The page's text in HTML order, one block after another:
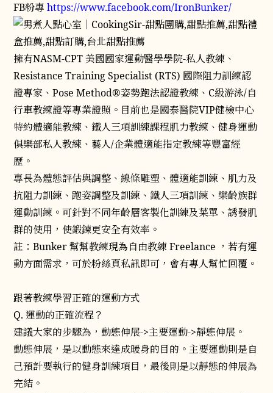
FB粉專https://www.facebook.com/IronBunker/
擁有NASM-CPT 美國國家運動醫學學院-私人教練、
Resistance Training Specialist (RTS) 國際阻力訓練認
證專家、Pose Method®姿勢跑法認證教練、C級游泳/自
行車教練證等專業證照。目前也是國泰醫院VIP健檢中心
特約體適能教練、鐵人三項訓練課程肌力教練、健身運動
俱樂部私人教練、藝人/企業體適能指定教練等豐富經
歷。
專長為體態評估與調整、線條雕塑、體適能訓練、肌力及
抗阻力訓練、跑姿調整及訓練、鐵人三項訓練、樂齡族群
運動訓練。可針對不同年齡層客製化訓練及菜單、誘發肌
群的使用，使鍛鍊更安全有效率。
註：Bunker 幫幫教練現為自由教練 Freelance ，若有運
動方面需求，可於粉絲頁私訊即可，會有專人幫忙回覆。
跟著教練學習正確的運動方式
Q. 運動的正確流程？
建議大家的步驟為，動態伸展->主要運動->靜態伸展。
動態伸展，是以動態來達成暖身的目的。主要運動則是自
己預計要執行的健身訓練項目，最後則是以靜態的伸展為
完結。